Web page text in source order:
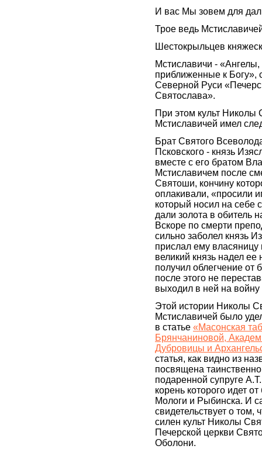
И вас Мы зовем для
Трое ведь
Шестокрыльцев
Мстиславичи -
приближенные к
Северной Руси
Святослава».
При этом культ Николы
Мстиславичей имел
Брат Святого
Псковского - князь
вместе с его братом
Мстиславичем после
Святоши, кончину
оплакивали, «просили
который носил на себе
дали золота в обитель
Вскоре по смерти
сильно заболел князь
прислал ему власяницу
великий князь надел
получил облегчение от
после этого не
выходил в ней на войну
Этой истории Николы
Мстиславичей было
в статье «Масонская
Брянчаниновой,
Дубровицы и
статья, как видно из
посвящена
подаренной супруге
корень которого идет
Мологи и Рыбинска. И
свидетельствует о том,
силен культ Николы
Печерской церкви
Оболони.